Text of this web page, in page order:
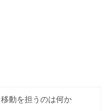
動を担うのは何か